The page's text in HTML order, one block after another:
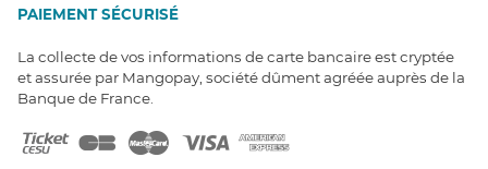
PAIEMENT SÉCURISÉ
La collecte de vos informations de carte bancaire est cryptée
et assurée par Mangopay, société dûment agréée auprès de la
Banque de France.